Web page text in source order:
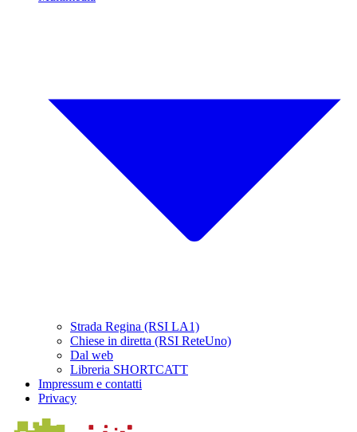
Strada Regina (RSI LA1)
Chiese in diretta (RSI ReteUno)
Dal web
Libreria SHORTCATT
Impressum e contatti
Privacy